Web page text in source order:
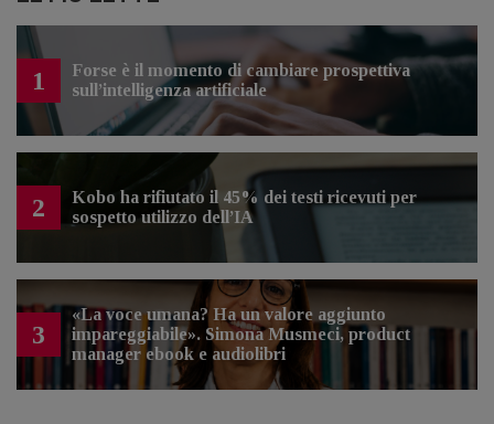
1
Forse è il momento di cambiare prospettiva
sull’intelligenza artificiale
2
Kobo ha rifiutato il 45% dei testi ricevuti per
sospetto utilizzo dell’IA
3
«La voce umana? Ha un valore aggiunto
impareggiabile». Simona Musmeci, product
manager ebook e audiolibri